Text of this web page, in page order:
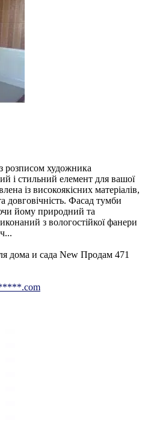
розписом художника
і стильний елемент для вашої
із високоякісних матеріалів,
довговічність. Фасад тумби
йому природний та
з вологостійкої фанери
дома и сада New Продам 471